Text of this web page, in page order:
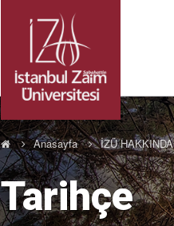
Anasayfa İZÜ HAKKINDA
Tarihçe